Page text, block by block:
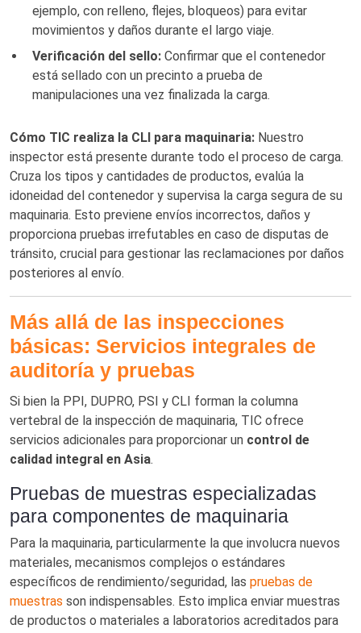
ejemplo, con relleno, flejes, bloqueos) para evitar
movimientos y daños durante el largo viaje.
Verificación del sello: Confirmar que el contenedor
está sellado con un precinto a prueba de
manipulaciones una vez finalizada la carga.
Cómo TIC realiza la CLI para maquinaria: Nuestro
inspector está presente durante todo el proceso de carga.
Cruza los tipos y cantidades de productos, evalúa la
idoneidad del contenedor y supervisa la carga segura de su
maquinaria. Esto previene envíos incorrectos, daños y
proporciona pruebas irrefutables en caso de disputas de
tránsito, crucial para gestionar las reclamaciones por daños
posteriores al envío.
Más allá de las inspecciones
básicas: Servicios integrales de
auditoría y pruebas
Si bien la PPI, DUPRO, PSI y CLI forman la columna
vertebral de la inspección de maquinaria, TIC ofrece
servicios adicionales para proporcionar un control de
calidad integral en Asia.
Pruebas de muestras especializadas
para componentes de maquinaria
Para la maquinaria, particularmente la que involucra nuevos
materiales, mecanismos complejos o estándares
específicos de rendimiento/seguridad, las pruebas de
muestras son indispensables. Esto implica enviar muestras
de productos o materiales a laboratorios acreditados para